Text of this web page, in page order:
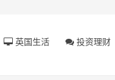
英国生活 投资理财